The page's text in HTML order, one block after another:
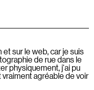
sur le web, car je suis
de rue dans le
physiquement, j'ai pu
agréable de voir